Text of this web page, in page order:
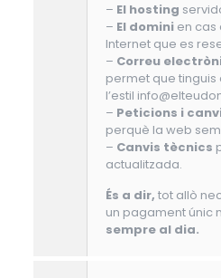
– El hosting
– El dominien cas
Internet que es
– Correu
permet que
l’estil
– Peticions i
perquè la web
– Canvis tècnics
actualitzada.
És a dir, tot allò
un pagament únic
sempre al dia.